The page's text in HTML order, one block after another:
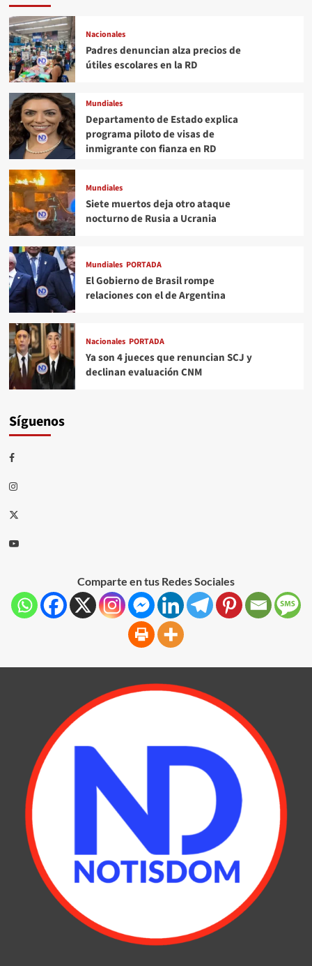
Nacionales
Padres denuncian alza precios de
útiles escolares en la RD
Mundiales
Departamento de Estado explica
programa piloto de visas de
inmigrante con fianza en RD
Mundiales
Siete muertos deja otro ataque
nocturno de Rusia a Ucrania
Mundiales PORTADA
El Gobierno de Brasil rompe
relaciones con el de Argentina
Nacionales PORTADA
Ya son 4 jueces que renuncian SCJ y
declinan evaluación CNM
Síguenos
Comparte en tus Redes Sociales